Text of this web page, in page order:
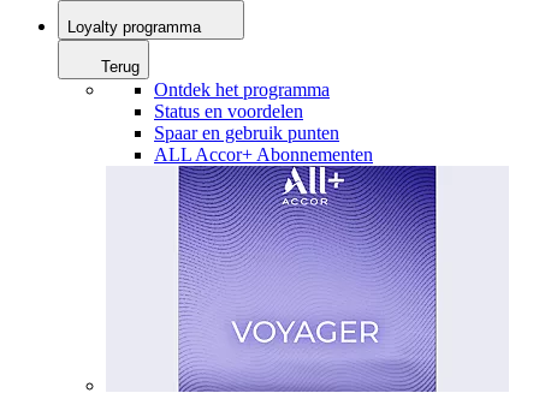
Loyalty programma
Terug
Ontdek het programma
Status en voordelen
Spaar en gebruik punten
ALL Accor+ Abonnementen